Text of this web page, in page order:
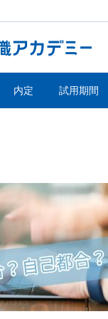
内定 試用期間